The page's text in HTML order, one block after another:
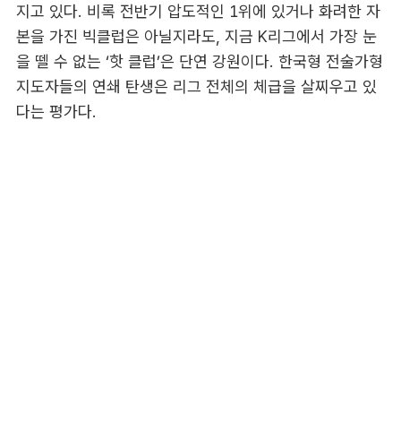
지고 있다. 비록 전반기 압도적인 1위에 있거나 화려한 자
본을 가진 빅클럽은 아닐지라도, 지금 K리그에서 가장 눈
을 뗄 수 없는 ‘핫 클럽’은 단연 강원이다. 한국형 전술가형
지도자들의 연쇄 탄생은 리그 전체의 체급을 살찌우고 있
다는 평가다.